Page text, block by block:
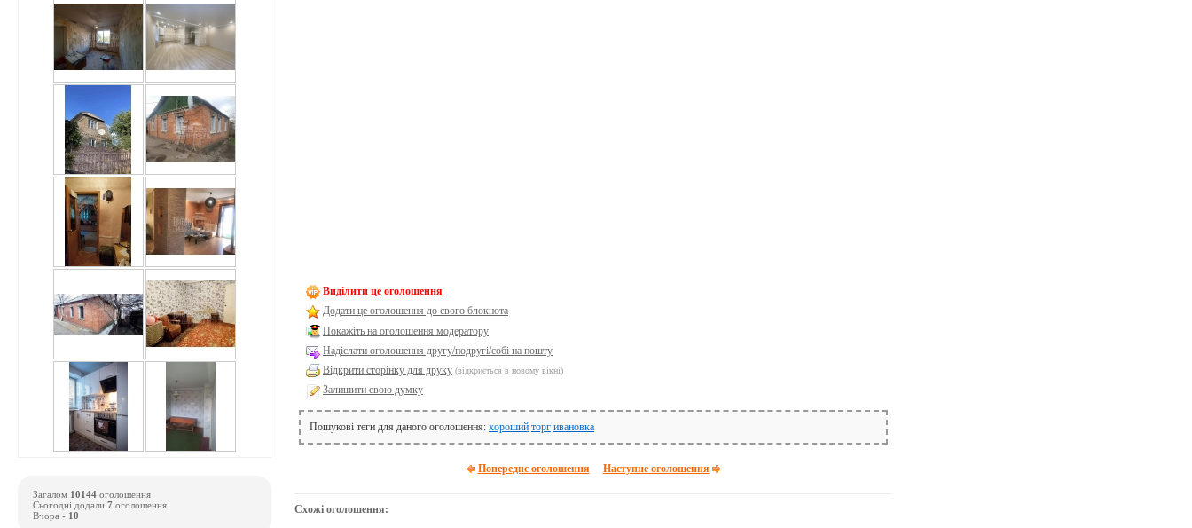
Виділити це оголошення
Додати це оголошення до свого блокнота
Покажіть на оголошення модератору
Надіслати оголошення другу/подругі/собі на пошту
Відкрити сторінку для друку (відкриється в новому вікні)
Залишити свою думку
Пошукові теги для даного оголошення: хороший торг ивановка
Попереднє оголошення Наступне оголошення
Схожі оголошення:
Загалом 10144 оголошення
Сьогодні додали 7 оголошення
Вчора - 10